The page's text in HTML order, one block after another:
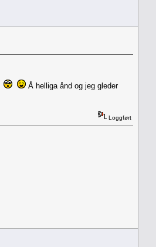
Å helliga ånd og jeg gleder
Loggført